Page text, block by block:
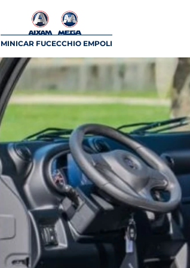
MINICAR FUCECCHIO EMPOLI